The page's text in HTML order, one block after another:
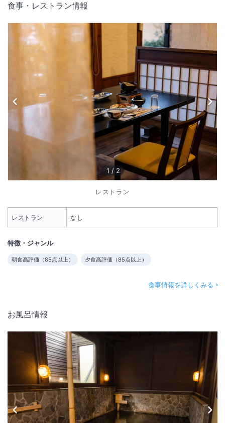
食事・レストラン情報
1 / 2
レストラン
レストラン なし
特徴・ジャンル
朝食高評価（85点以上） 夕食高評価（85点以上）
食事情報を詳しくみる
お風呂情報